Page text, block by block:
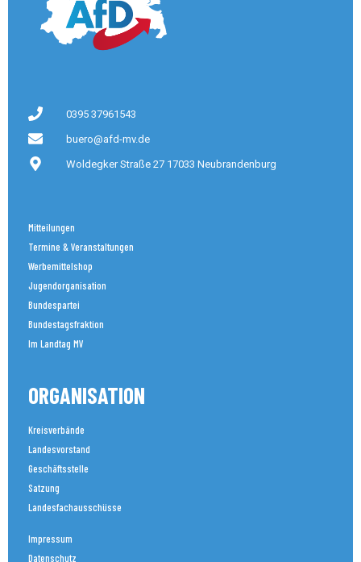
0395 37961543
buero@afd-mv.de
Woldegker Straße 27 17033 Neubrandenburg
Mitteilungen
Termine & Veranstaltungen
Werbemittelshop
Jugendorganisation
Bundespartei
Bundestagsfraktion
Im Landtag MV
ORGANISATION
Kreisverbände
Landesvorstand
Geschäftsstelle
Satzung
Landesfachausschüsse
Impressum
Datenschutz